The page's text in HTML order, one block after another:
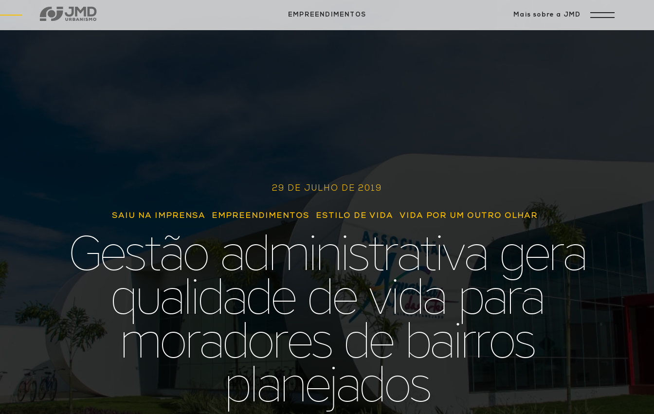
EMPREENDIMENTOS Mais sobre a JMD
29 DE JULHO DE 2019
SAIU NA IMPRENSA EMPREENDIMENTOS ESTILO DE VIDA VIDA POR UM OUTRO OLHAR
Gestão administrativa gera
qualidade de vida para
moradores de bairros
planejados